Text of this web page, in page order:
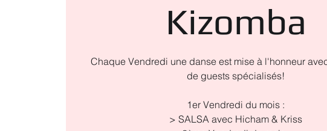
Kizomba
Chaque Vendredi une danse est mise à l'honneur
de guests spécialisés!
1er Vendredi du mois :
> SALSA avec Hicham & Kriss